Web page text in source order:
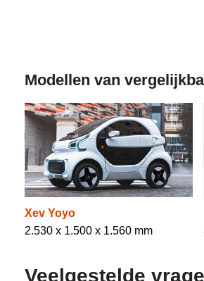
Modellen van
Xev Yoyo
2.530 x 1.500 x 1.560 mm
Veelgestelde